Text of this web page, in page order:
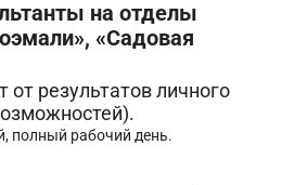
на отделы
«Садовая
от результатов личного
полный рабочий день.